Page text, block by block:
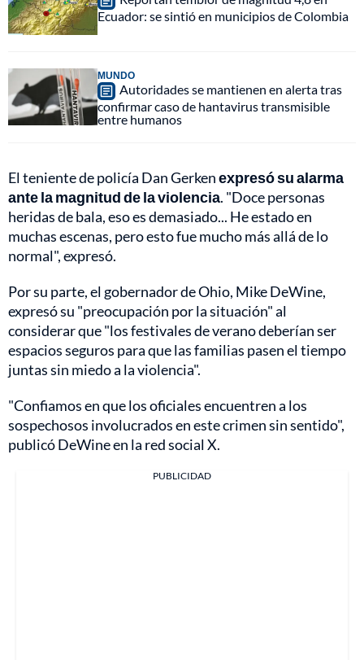
Ecuador: se sintió en municipios de Colombia
MUNDO
Autoridades se mantienen en alerta tras
confirmar caso de hantavirus transmisible
entre humanos
El teniente de policía Dan Gerkenexpresó su alarma
ante la magnitud de la violencia. "Doce personas
heridas de bala, eso es demasiado... He estado en
muchas escenas, pero esto fue mucho más allá de lo
normal", expresó.
Por su parte, el gobernador de Ohio, Mike DeWine,
expresó su "preocupación por la situación" al
considerar que "los festivales de verano deberían ser
espacios seguros para que las familias pasen el tiempo
juntas sin miedo a la violencia".
"Confiamos en que los oficiales encuentren a los
sospechosos involucrados en este crimen sin sentido",
publicó DeWine en la red social X.
PUBLICIDAD